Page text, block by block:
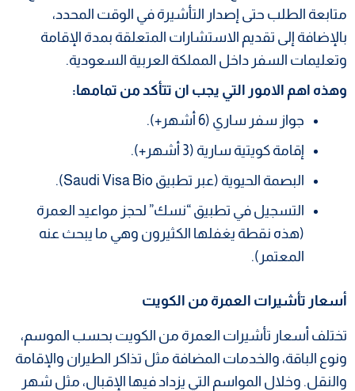
متابعة الطلب حتى إصدار التأشيرة في الوقت المحدد،
بالإضافة إلى تقديم الاستشارات المتعلقة بمدة الإقامة
وتعليمات السفر داخل المملكة العربية السعودية.
وهذه اهم الامور التي يجب ان تتأكد من تمامها:
جواز سفر ساري (6 أشهر+).
إقامة كويتية سارية (3 أشهر+).
البصمة الحيوية (عبر تطبيق Saudi Visa Bio).
التسجيل في تطبيق “نسك” لحجز مواعيد العمرة
(هذه نقطة يغفلها الكثيرون وهي ما يبحث عنه
المعتمر).
أسعار تأشيرات العمرة من الكويت
تختلف أسعار تأشيرات العمرة من الكويت بحسب الموسم،
ونوع الباقة، والخدمات المضافة مثل تذاكر الطيران والإقامة
والنقل. وخلال المواسم التي يزداد فيها الإقبال، مثل شهر